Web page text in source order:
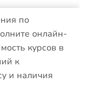
по
онлайн-
курсов в
к
и наличия